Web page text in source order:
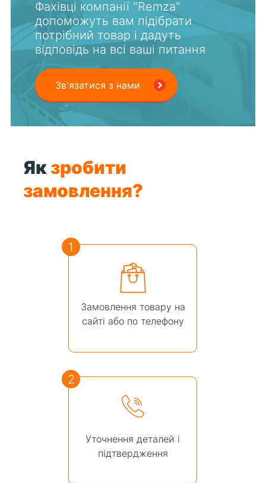
Фахівці компанії "Remza"
допоможуть вам підібрати
потрібний товар і дадуть
відповідь на всі ваші питання
Зв'язатися з нами
Якзробити
замовлення?
1
Замовлення товару на
сайті або по телефону
2
Уточнення деталей і
підтвердження